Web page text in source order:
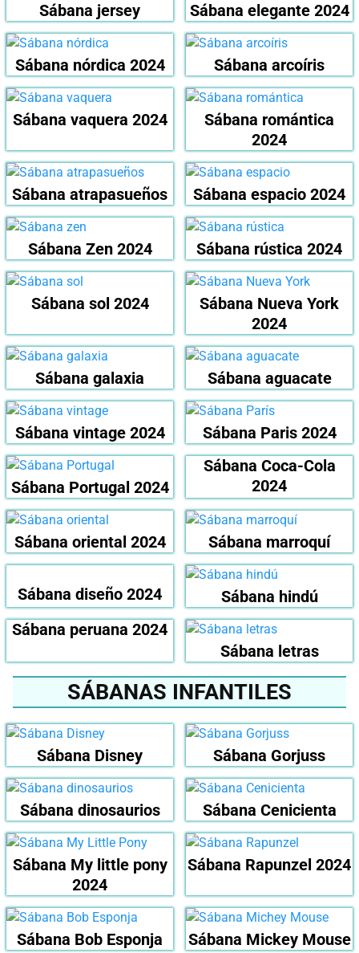
Sábana jersey Sábana elegante 2024
Sábana nórdica 2024 Sábana arcoíris
Sábana vaquera 2024
Sábana romántica
2024
Sábana atrapasueños Sábana espacio 2024
Sábana Zen 2024 Sábana rústica 2024
Sábana sol 2024
Sábana Nueva York
2024
Sábana galaxia Sábana aguacate
Sábana vintage 2024 Sábana Paris 2024
Sábana Portugal 2024
Sábana Coca-Cola
2024
Sábana oriental 2024 Sábana marroquí
Sábana diseño 2024
Sábana hindú
Sábana peruana 2024
Sábana letras
SÁBANAS INFANTILES
Sábana Disney Sábana Gorjuss
Sábana dinosaurios Sábana Cenicienta
Sábana My little pony
2024
Sábana Rapunzel 2024
Sábana Bob Esponja Sábana Mickey Mouse